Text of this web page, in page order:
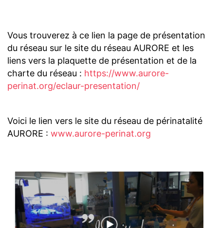
Vous trouverez à ce lien la page de présentation
du réseau sur le site du réseau AURORE et les
liens vers la plaquette de présentation et de la
charte du réseau : https://www.aurore-
perinat.org/eclaur-presentation/
Voici le lien vers le site du réseau de périnatalité
AURORE : www.aurore-perinat.org